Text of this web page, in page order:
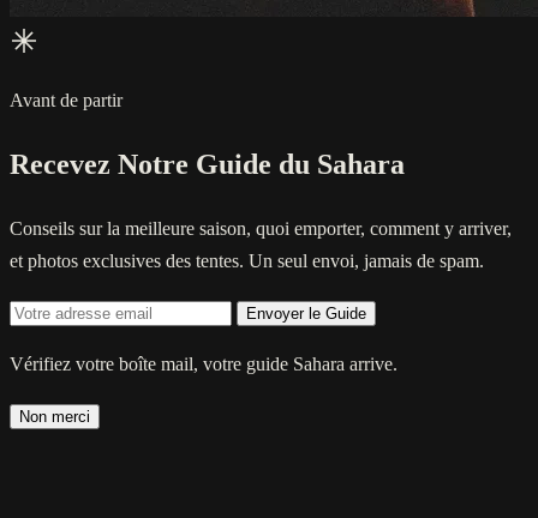
Avant de partir
Recevez Notre Guide du Sahara
Conseils sur la meilleure saison, quoi emporter, comment y arriver,
et photos exclusives des tentes. Un seul envoi, jamais de spam.
Envoyer le Guide
Vérifiez votre boîte mail, votre guide Sahara arrive.
Non merci